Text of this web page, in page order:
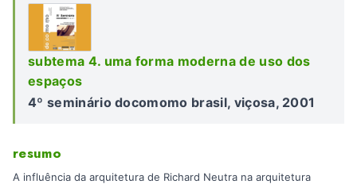
subtema 4. uma forma moderna de uso dos
espaços
4º seminário docomomo brasil, viçosa, 2001
resumo
A influência da arquitetura de Richard Neutra na arquitetura